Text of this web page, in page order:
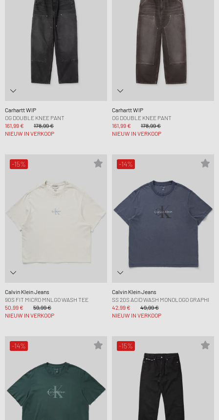
Carhartt WIP
OG DOUBLE KNEE PANT
161,99 €
178,99 €
NIEUW IN VERKOOP
Carhartt WIP
OG DOUBLE KNEE PANT
161,99 €
178,99 €
NIEUW IN VERKOOP
-15%
Calvin Klein Jeans
90S FIT MICRO MNLGO WASH TEE
50,99 €
59,99 €
NIEUW IN VERKOOP
-14%
Calvin Klein Jeans
SS 20S ACID WASH MONOLOGO GRAPHI
42,99 €
49,99 €
NIEUW IN VERKOOP
-14% -15%